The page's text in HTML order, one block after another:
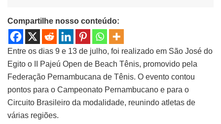
Compartilhe nosso conteúdo:
Entre os dias 9 e 13 de julho, foi realizado em São José do
Egito o II Pajeú Open de Beach Tênis, promovido pela
Federação Pernambucana de Tênis. O evento contou
pontos para o Campeonato Pernambucano e para o
Circuito Brasileiro da modalidade, reunindo atletas de
várias regiões.